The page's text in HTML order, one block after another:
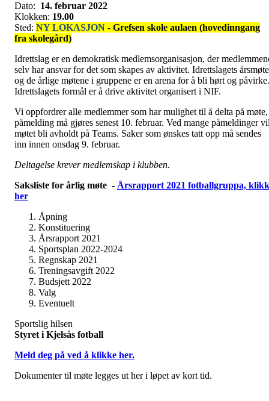
Dato: 14. februar 2022
Klokken: 19.00
Sted: NY LOKASJON - Grefsen skole aulaen (hovedinngang
fra skolegård)
Idrettslag er en demokratisk medlemsorganisasjon, der
selv har ansvar for det som skapes av aktivitet. Idrettslagets årsmøte
og de årlige møtene i gruppene er en arena for å bli hørt og påvirke.
Idrettslagets formål er å drive aktivitet organisert i NIF.
Vi oppfordrer alle medlemmer som har mulighet til å delta på møte,
påmelding må gjøres senest 10. februar. Ved mange påmeldinger
møtet bli avholdt på Teams. Saker som ønskes tatt opp må sendes
inn innen onsdag 9. februar.
Deltagelse krever medlemskap i klubben.
Saksliste for årlig møte - Årsrapport 2021 fotballgruppa, klikk
her
Åpning
Konstituering
Årsrapport 2021
Sportsplan 2022-2024
Regnskap 2021
Treningsavgift 2022
Budsjett 2022
Valg
Eventuelt
Sportslig hilsen
Styret i Kjelsås fotball
Meld deg på ved å klikke her.
Dokumenter til møte legges ut her i løpet av kort tid.